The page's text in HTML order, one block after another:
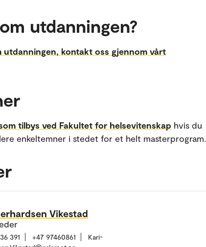
utdanningen?
utdanningen, kontakt oss gjennom vårt
tilbys ved Fakultet for helsevitenskap hvis du
enkeltemner i stedet for et helt masterprogram.
Vikestad
391 +47 97460861
Kari-